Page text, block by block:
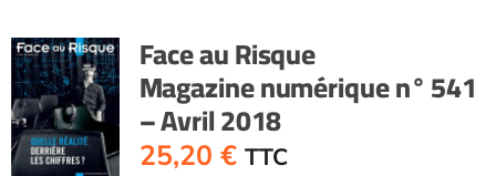
Face au Risque
Magazine numérique n° 541
– Avril 2018
25,20 € TTC